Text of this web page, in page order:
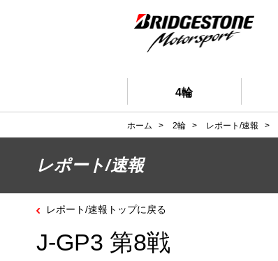
4輪
ホーム > 2輪 > レポート/速報 >
レポート/速報
レポート/速報トップに戻る
J-GP3 第8戦